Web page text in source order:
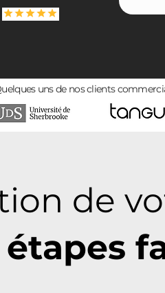
uns de nos clients
de
étapes